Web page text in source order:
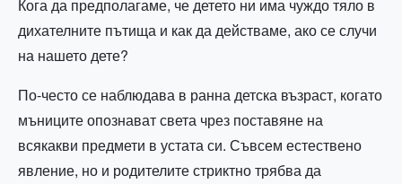
Кога да предполагаме, че детето ни има чуждо тяло в
дихателните пътища и как да действаме, ако се случи
на нашето дете?
По-често се наблюдава в ранна детска възраст, когато
мъниците опознават света чрез поставяне на
всякакви предмети в устата си. Съвсем естествено
явление, но и родителите стриктно трябва да